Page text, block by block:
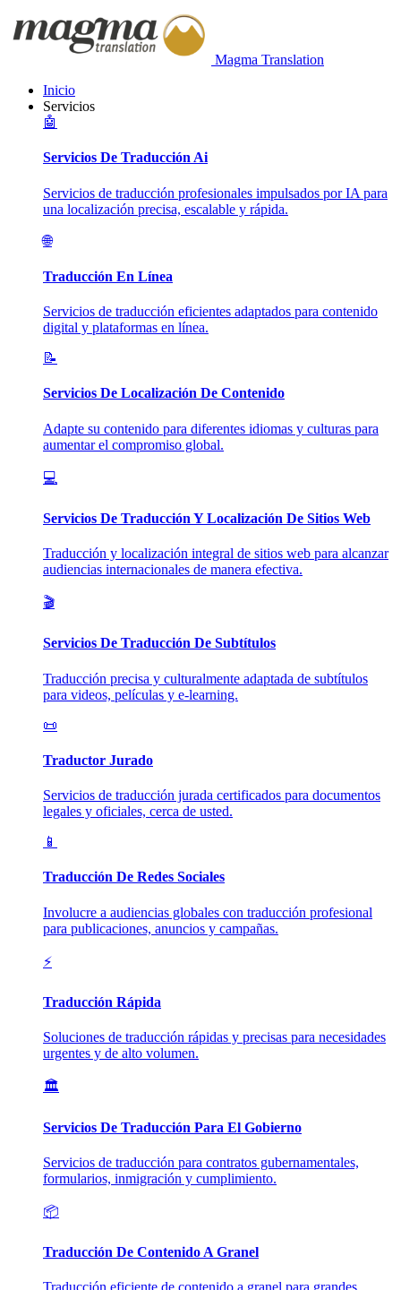
Magma Translation
Inicio
Servicios
🤖
Servicios De Traducción Ai
Servicios de traducción profesionales impulsados por IA para
una localización precisa, escalable y rápida.
🌐
Traducción En Línea
Servicios de traducción eficientes adaptados para contenido
digital y plataformas en línea.
📝
Servicios De Localización De Contenido
Adapte su contenido para diferentes idiomas y culturas para
aumentar el compromiso global.
💻
Servicios De Traducción Y Localización De Sitios Web
Traducción y localización integral de sitios web para alcanzar
audiencias internacionales de manera efectiva.
🎬
Servicios De Traducción De Subtítulos
Traducción precisa y culturalmente adaptada de subtítulos
para videos, películas y e-learning.
📜
Traductor Jurado
Servicios de traducción jurada certificados para documentos
legales y oficiales, cerca de usted.
📱
Traducción De Redes Sociales
Involucre a audiencias globales con traducción profesional
para publicaciones, anuncios y campañas.
⚡
Traducción Rápida
Soluciones de traducción rápidas y precisas para necesidades
urgentes y de alto volumen.
🏛️
Servicios De Traducción Para El Gobierno
Servicios de traducción para contratos gubernamentales,
formularios, inmigración y cumplimiento.
📦
Traducción De Contenido A Granel